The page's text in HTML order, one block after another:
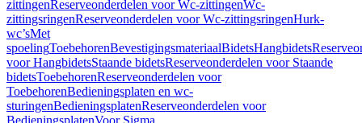
zittingenReserveonderdelen voor Wc-zittingenWc-
zittingsringenReserveonderdelen voor Wc-zittingsringenHurk-
wc’sMet
spoelingToebehorenBevestigingsmateriaalBidetsHangbidets
voor HangbidetsStaande bidetsReserveonderdelen voor Staande
bidetsToebehorenReserveonderdelen voor
ToebehorenBedieningsplaten en wc-
sturingenBedieningsplatenReserveonderdelen voor
BedieningsplatenVoor Sigma